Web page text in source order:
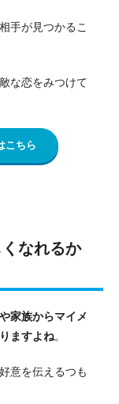
手が見つかるこ
な恋をみつけて
こちら
くなれるか
家族からマイメ
ますよね。
意を伝えるつも